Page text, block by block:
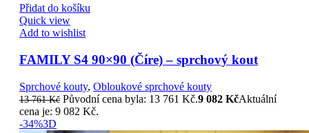
Přidat do košíku
Quick view
Add to wishlist
FAMILY S4 90×90 (Číre) – sprchový kout
Sprchové kouty, Obloukové sprchové kouty
13 761Kč Původní cena byla: 13 761 Kč.9 082 KčAktuální
cena je: 9 082 Kč.
-34%3D